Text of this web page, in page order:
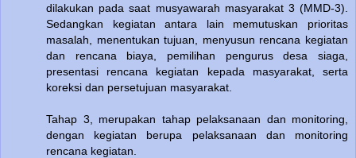
dilakukan pada saat musyawarah masyarakat 3 (MMD-3).
Sedangkan kegiatan antara lain memutuskan prioritas
masalah, menentukan tujuan, menyusun rencana kegiatan
dan rencana biaya, pemilihan pengurus desa siaga,
presentasi rencana kegiatan kepada masyarakat, serta
koreksi dan persetujuan masyarakat.
Tahap 3, merupakan tahap pelaksanaan dan monitoring,
dengan kegiatan berupa pelaksanaan dan monitoring
rencana kegiatan.